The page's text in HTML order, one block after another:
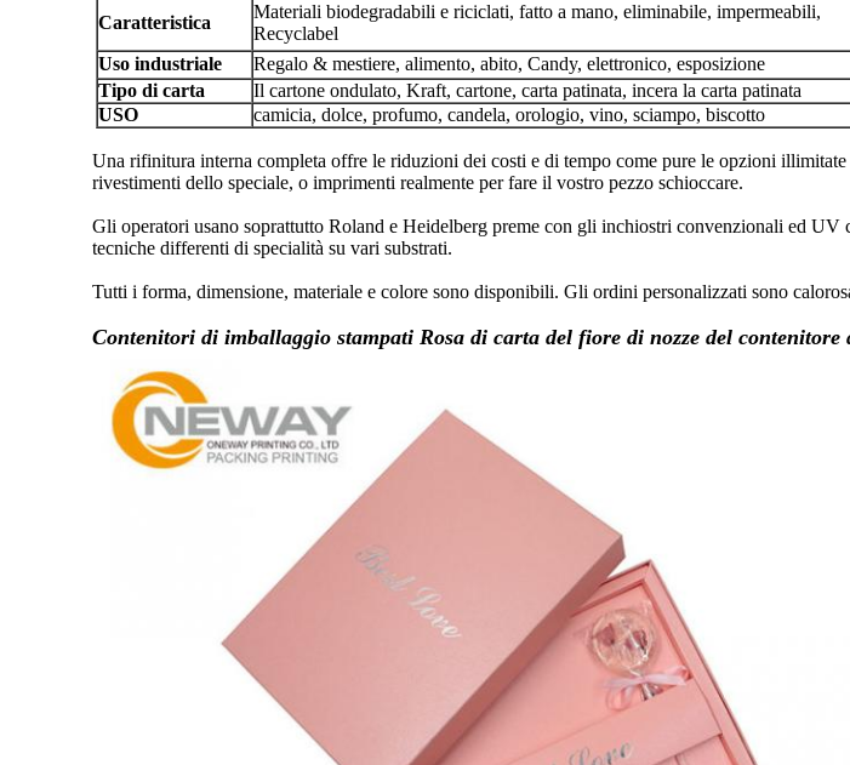
Caratteristica
Materiali biodegradabili e riciclati, fatto a mano, eliminabile, impermeabili,
Recyclabel
Uso industriale
Regalo & mestiere, alimento, abito, Candy, elettronico, esposizione
Tipo di carta
Il cartone ondulato, Kraft, cartone, carta patinata, incera la carta patinata
USO
camicia, dolce, profumo, candela, orologio, vino, sciampo, biscotto
Una rifinitura interna completa offre le riduzioni dei costi e di tempo come pure le opzioni
rivestimenti dello speciale, o imprimenti realmente per fare il vostro pezzo schioccare.
Gli operatori usano soprattutto Roland e Heidelberg preme con gli inchiostri convenzionali ed
tecniche differenti di specialità su vari substrati.
Tutti i forma, dimensione, materiale e colore sono disponibili. Gli ordini personalizzati sono
Contenitori di imballaggio stampati Rosa di carta del fiore di nozze del